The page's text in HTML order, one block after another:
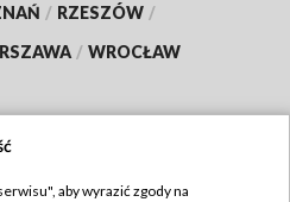
/ RZESZÓW /
/ WROCŁAW
aby wyrazić zgody na